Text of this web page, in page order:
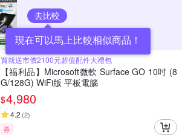
去比較
現在可以馬上比較相似商品！
買就送市價2100元超值配件大禮包
【福利品】Microsoft微軟 Surface GO 10吋 (8
G/128G) WiFi版 平板電腦
$4,980
4.2 (2)
券